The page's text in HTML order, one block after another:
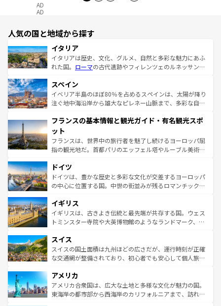
AD
AD
人気の国と地域から探す
イタリア
イタリアは歴史、文化、グルメ、自然と多彩な魅力にあふ
れた国。 ローマの古代遺跡やフィレンツェのルネッサンス
ろん、トスカーナの美しい田園風景やアマルフィ海岸の絶
景など、自然景観も見逃せない。観光の合間には、本場の
ピザやパスタなど、絶品のイタリア料理を堪能することも
ませてくれるイタリアで、忘れられない旅をしてみよう！
なお、新着のイタリア情報は
しい。
スペイン
イベリア半島のほぼ80％を占めるスペインは、太陽が降り
注ぐ地中海沿岸から雄大なピレネー山脈まで、多彩な自然
文化が根付くこの国では、情熱的なフラメンコ、熱気あふ
れる闘牛、そして美味しいタパスが生活の一部となってい
る。首都マドリードの洗練された雰囲気や、バルセロナの
アートに溢れた街角から、地方では古代ローマ遺跡や中世
せる。地方によって風土や気候が異なるスペインはその個
性で訪れる人を魅了する。 なお、新着のスペイン情報は コ
ンテンツ一覧を参照してほしい。
フランスの基本情報と観光ガイド・有名観光スポ
ット
フランスは、世界中の旅行者を魅了し続けるヨーロッパ屈
指の観光地だ。首都パリのエッフェル塔やルーブル美術館
で、幅広い魅力が詰まっている。華麗な宮殿、歴史的な大
聖堂、美しいビーチ、そして豊かな自然が、訪れる者を心
から魅了する。また、フランスは美食の国としても知ら
いる。シャンパンの発祥地であるランス、プロヴァンスの
香り高いラベンダー畑など、多彩な楽しみ方が可能だ。さ
らに、パリ以外の地域にも魅力が溢れており、どの街角に
れる地方に足を運ぶとそれぞれで全く異なる文化を体験で
きるだろう。 なお、新着のフランス情報はコンテンツ一覧
を参照してほしい。
ドイツ
ドイツは、豊かな歴史と多彩な文化が交差するヨーロッパ
の中心に位置する国。中世の街並みが残るロマンチック街
顔を持つこの国は、どこを歩いても飽きることがない。ベ
ルリンの文化的活気、バイエルン州のアルプスの絶景、そ
してライン川沿いのワイン畑といった風景は必見。ビール
は、お酒好きな人にはぜひ体験してほしい。 なお、新着の
ドイツ情報はコンテンツ一覧を参照してほしい。
イギリス
イギリスは、古きよき伝統と最先端が共存する国。ウェス
トミンスター寺院や大英博物館のようなランドマーク、歴
リアごとに異なる魅力がある。また、優雅なアフタヌーン
ティー、ビール好きにはたまらない英国パブ、サッカー観
戦など、本場だからこそできる体験も豊富。イギリスを旅
ンツ一覧を参照してほしい。
スイス
スイスの国土面積は九州ほどの広さだが、運行時刻が正確
な交通網が整備されており、初心者でも安心して個人旅行
の建物がそのまま残る町や、スイスならではのユニークな
博物館もあり、アルプス観光だけでなく町歩きも満喫する
ことができる。国民の所得が高いため物価も高いが、旅行
アメリカ
アメリカ合衆国は、広大な土地と多様な文化が魅力の国。
東海岸の都市部から西海岸のカリフォルニアまで、訪れる